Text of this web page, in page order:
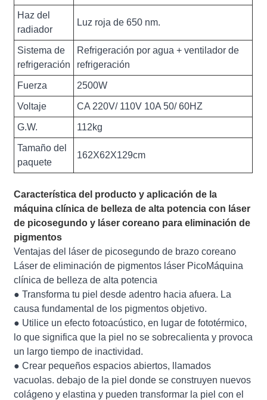
Haz del
radiador
Luz roja de 650 nm.
Sistema de
refrigeración
Refrigeración por agua + ventilador de
refrigeración
Fuerza 2500W
Voltaje CA 220V/ 110V 10A 50/ 60HZ
G.W. 112kg
Tamaño del
paquete
162X62X129cm
Característica del producto y aplicación de la
máquina clínica de belleza de alta potencia con láser
de picosegundo y láser coreano para eliminación de
pigmentos
Ventajas del láser de picosegundo de brazo coreano
Láser de eliminación de pigmentos láser PicoMáquina
clínica de belleza de alta potencia
● Transforma tu piel desde adentro hacia afuera. La
causa fundamental de los pigmentos objetivo.
● Utilice un efecto fotoacústico, en lugar de fototérmico,
lo que significa que la piel no se sobrecalienta y provoca
un largo tiempo de inactividad.
● Crear pequeños espacios abiertos, llamados
vacuolas. debajo de la piel donde se construyen nuevos
colágeno y elastina y pueden transformar la piel con el